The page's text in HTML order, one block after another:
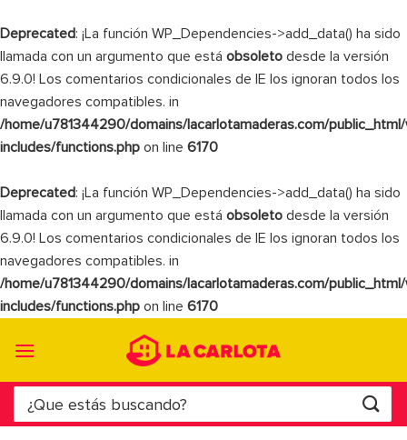
Deprecated: ¡La función WP_Dependencies->add_data() ha sido
llamada con un argumento que está obsoleto desde la versión
6.9.0! Los comentarios condicionales de IE los ignoran todos los
navegadores compatibles. in
/home/u781344290/domains/lacarlotamaderas.com/
includes/functions.php on line 6170
Deprecated: ¡La función WP_Dependencies->add_data() ha sido
llamada con un argumento que está obsoleto desde la versión
6.9.0! Los comentarios condicionales de IE los ignoran todos los
navegadores compatibles. in
/home/u781344290/domains/lacarlotamaderas.com/
includes/functions.php on line 6170
Buscar
por: